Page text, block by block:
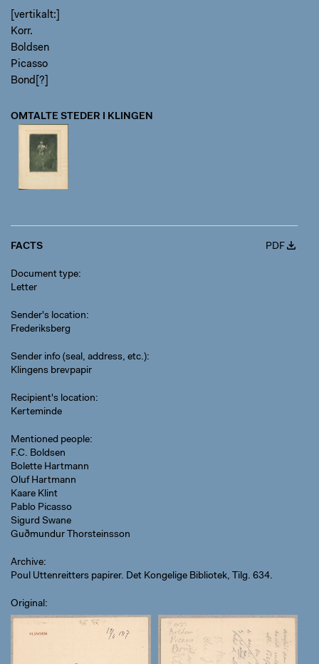
[vertikalt:]
Korr.
Boldsen
Picasso
Bond[?]
OMTALTE STEDER I KLINGEN
FACTS PDF
Document type
Letter
Sender's location
Frederiksberg
Sender info (seal, address, etc.)
Klingens brevpapir
Recipient's location
Kerteminde
Mentioned people
F.C. Boldsen
Bolette Hartmann
Oluf Hartmann
Kaare Klint
Pablo Picasso
Sigurd Swane
Guðmundur Thorsteinsson
Archive
Poul Uttenreitters papirer. Det Kongelige Bibliotek, Tilg. 634.
Original